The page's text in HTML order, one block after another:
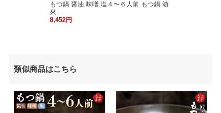
もつ鍋 醤油.味噌.塩４〜６人前 もつ鍋 游
來…
8,452円
類似商品はこちら